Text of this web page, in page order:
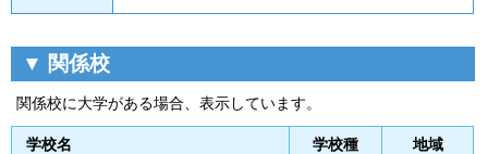
▼ 関係校
関係校に大学がある場合、表示しています。
学校名 学校種 地域